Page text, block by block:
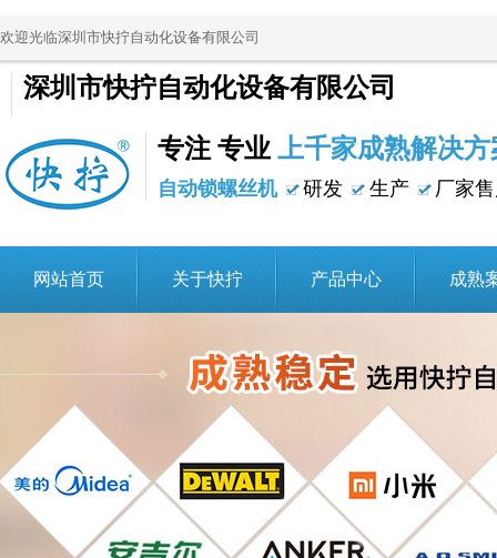
欢迎光临深圳市快拧自动化设备有限公司
深圳市快拧自动化设备有限公司
专注 专业 上千家成熟解决方
自动锁螺丝机 研发 生产 厂家
网站首页 关于快拧 产品中心 成熟